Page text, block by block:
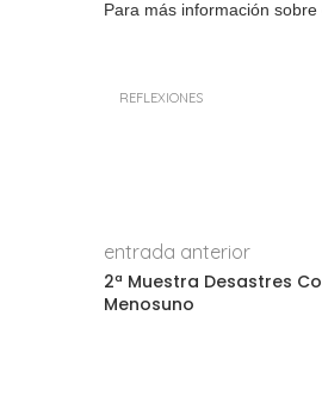
Para más información sobre
REFLEXIONES
entrada anterior
2ª Muestra Desastres
Menosuno